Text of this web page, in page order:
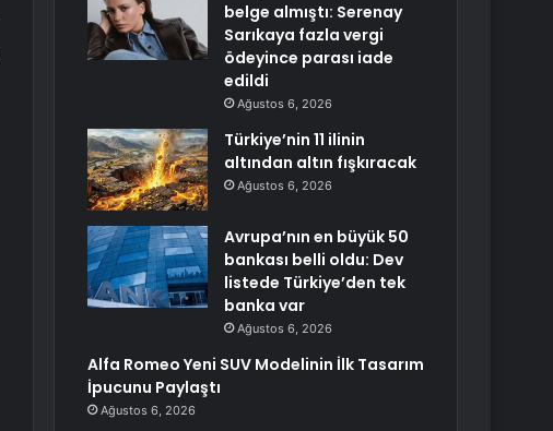
belge almıştı: Serenay
Sarıkaya fazla vergi
ödeyince parası iade
edildi
Ağustos 6, 2026
Türkiye’nin 11 ilinin
altından altın fışkıracak
Ağustos 6, 2026
Avrupa’nın en büyük 50
bankası belli oldu: Dev
listede Türkiye’den tek
banka var
Ağustos 6, 2026
Alfa Romeo Yeni SUV Modelinin İlk Tasarım
İpucunu Paylaştı
Ağustos 6, 2026